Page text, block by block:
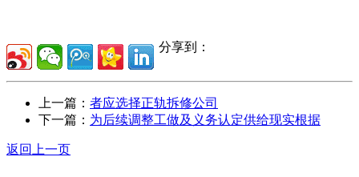
分享到：
上一篇： 者应选择正轨拆修公司
下一篇： 为后续调整工做及义务认定供给现实根据
返回上一页